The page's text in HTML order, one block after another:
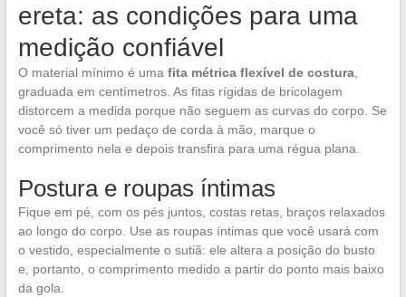
ereta: as condições para uma
medição confiável
O material mínimo é uma fita métrica flexível de costura,
graduada em centímetros. As fitas rígidas de bricolagem
distorcem a medida porque não seguem as curvas do corpo. Se
você só tiver um pedaço de corda à mão, marque o
comprimento nela e depois transfira para uma régua plana.
Postura e roupas íntimas
Fique em pé, com os pés juntos, costas retas, braços relaxados
ao longo do corpo. Use as roupas íntimas que você usará com
o vestido, especialmente o sutiã: ele altera a posição do busto
e, portanto, o comprimento medido a partir do ponto mais baixo
da gola.